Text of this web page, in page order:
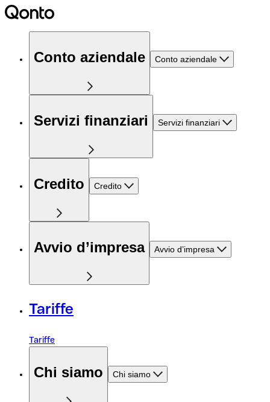
Conto aziendale Conto aziendale
Servizi finanziari Servizi finanziari
Credito Credito
Avvio d’impresa Avvio d’impresa
Tariffe
Tariffe
Chi siamo Chi siamo